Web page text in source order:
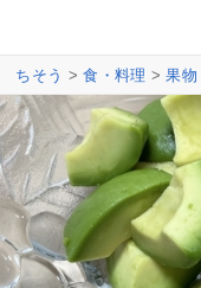
ちそう >食・料理 >果物